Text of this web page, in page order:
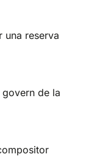
una reserva
de la